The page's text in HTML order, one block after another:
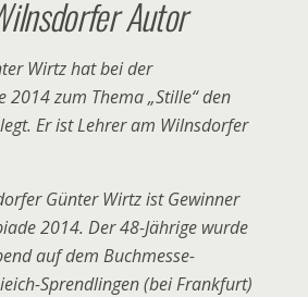
Autor
Wirtz hat bei der
2014 zum Thema „Stille“ den
Er ist Lehrer am Wilnsdorfer
Günter Wirtz ist Gewinner
2014. Der 48-Jährige wurde
auf dem Buchmesse-
Sprendlingen (bei Frankfurt)